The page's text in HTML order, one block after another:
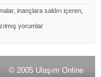
inançlara saldırı içeren,
yorumlar
© 2005 Ulaşım Online